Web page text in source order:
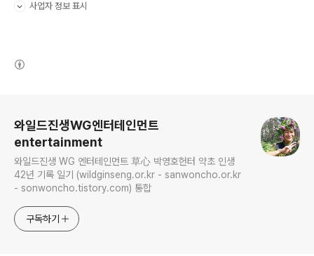
사업자 정보 표시
와일드진생WG엔터테인먼트
entertainment
와일드진생 WG 엔터테인먼트 草心 박영호헌터 약초 인생
42년 기록 일기 (wildginseng.or.kr - sanwoncho.or.kr
- sonwoncho.tistory.com) 통합
구독하기